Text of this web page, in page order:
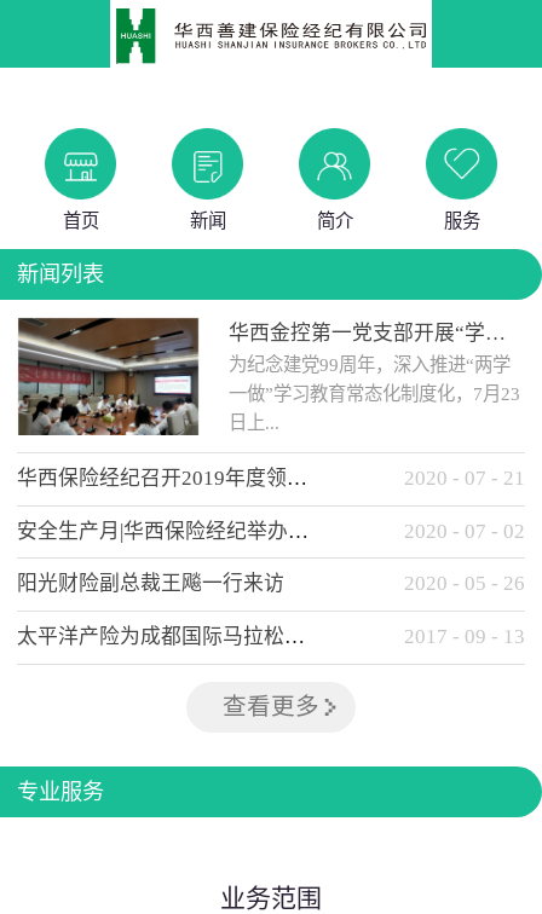
首页 新闻 简介 服务
新闻列表
华西金控第一党支部开展“学党史 知党情 做合格党员”主题教育工作会
为纪念建党99周年，深入推进“两学
一做”学习教育常态化制度化，7月23
日上...
午，华西金控第一党支部举办了“学
党史、知党情、...
华西保险经纪召开2019年度领导班子述职考核工作会 2020 - 07 - 21
安全生产月|华西保险经纪举办应急消防安全知识培训 2020 - 07 - 02
阳光财险副总裁王飚一行来访 2020 - 05 - 26
太平洋产险为成都国际马拉松提供全方位保险保障 2017 - 09 - 13
查看更多
专业服务
业务范围